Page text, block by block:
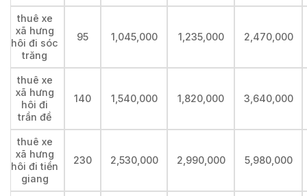
thuê xe
xã hưng
hôi đi sóc
trăng
95 1,045,000 1,235,000 2,470,000
thuê xe
xã hưng
hôi đi
trần đề
140 1,540,000 1,820,000 3,640,000
thuê xe
xã hưng
hôi đi tiền
giang
230 2,530,000 2,990,000 5,980,000